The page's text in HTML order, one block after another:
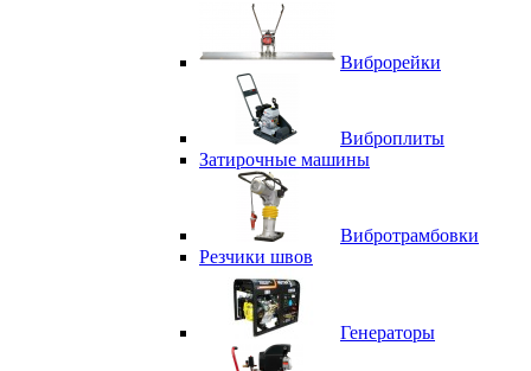
Виброрейки
Виброплиты
Затирочные машины
Вибротрамбовки
Резчики швов
Генераторы